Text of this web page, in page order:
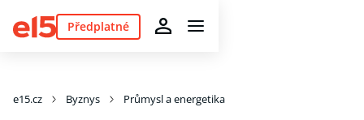
Předplatné
e15.cz Byznys Průmysl a energetika